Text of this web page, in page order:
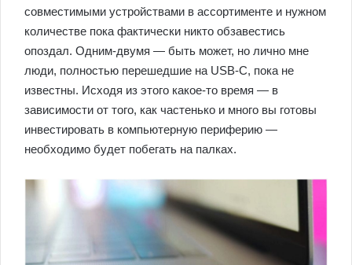
совместимыми устройствами в ассортименте и нужном
количестве пока фактически никто обзавестись
опоздал. Одним-двумя — быть может, но лично мне
люди, полностью перешедшие на USB-C, пока не
известны. Исходя из этого какое-то время — в
зависимости от того, как частенько и много вы готовы
инвестировать в компьютерную периферию —
необходимо будет побегать на палках.